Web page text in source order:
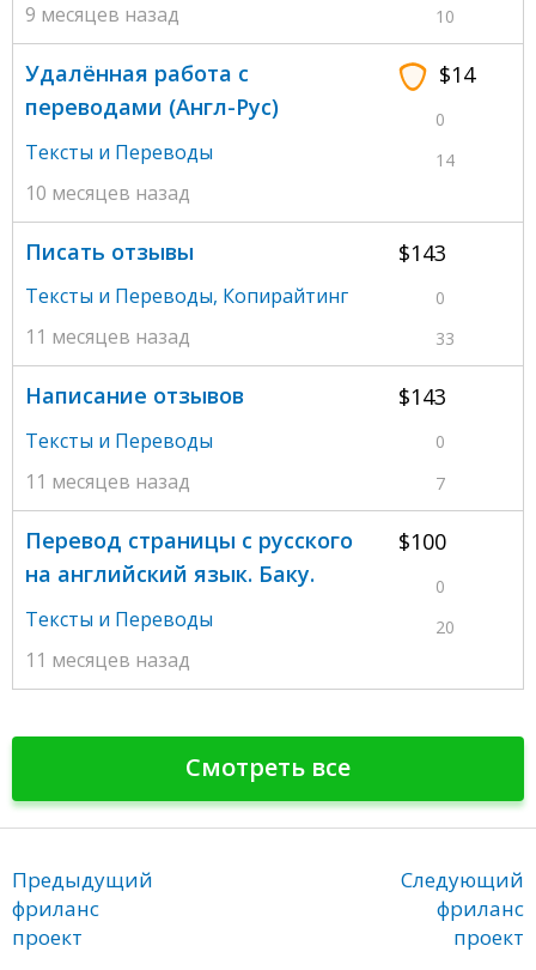
10
9 месяцев назад
$14
0
14
Удалённая работа с
переводами (Англ-Рус)
Тексты и Переводы
10 месяцев назад
$143
0
33
Писать отзывы
Тексты и Переводы, Копирайтинг
11 месяцев назад
$143
0
7
Написание отзывов
Тексты и Переводы
11 месяцев назад
$100
0
20
Перевод страницы с русского
на английский язык. Баку.
Тексты и Переводы
11 месяцев назад
Смотреть все
Предыдущий
фриланс
проект
Следующий
фриланс
проект